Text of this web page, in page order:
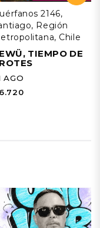
2146,
Región
Chile
TIEMPO DE
AGO